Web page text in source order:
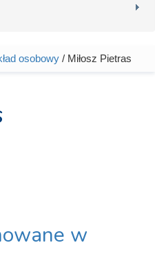
osobowy / Miłosz Pietras
w